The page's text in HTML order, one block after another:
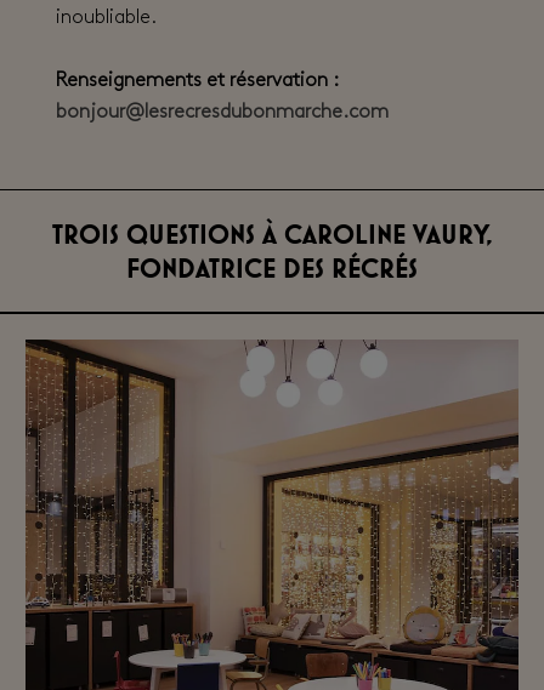
inoubliable.
Renseignements et réservation :
bonjour@lesrecresdubonmarche.com
trois questions à Caroline Vaury,
fondatrice des Récrés